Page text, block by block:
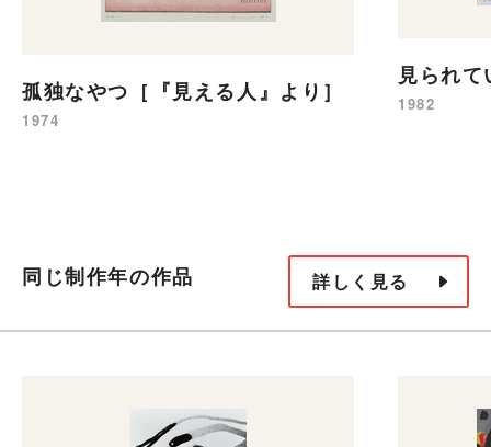
孤独なやつ［『見える人』より］
1974
見られ
1982
同じ制作年の作品 詳しく見る